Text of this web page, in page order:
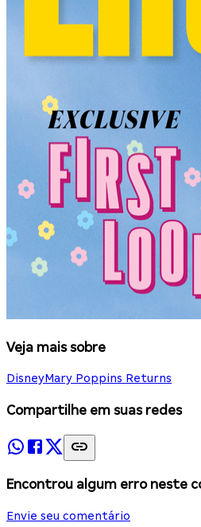
Veja mais sobre
DisneyMary Poppins Returns
Compartilhe em suas redes
Encontrou algum erro neste
Envie seu comentário